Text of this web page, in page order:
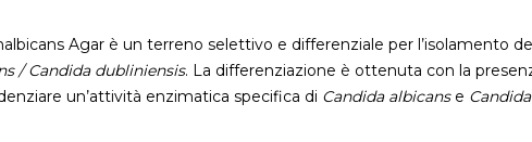
Agar è un terreno selettivo e differenziale per l’isolamento
/ Candida dubliniensis. La differenziazione è ottenuta con la
un’attività enzimatica specifica di Candida albicanse